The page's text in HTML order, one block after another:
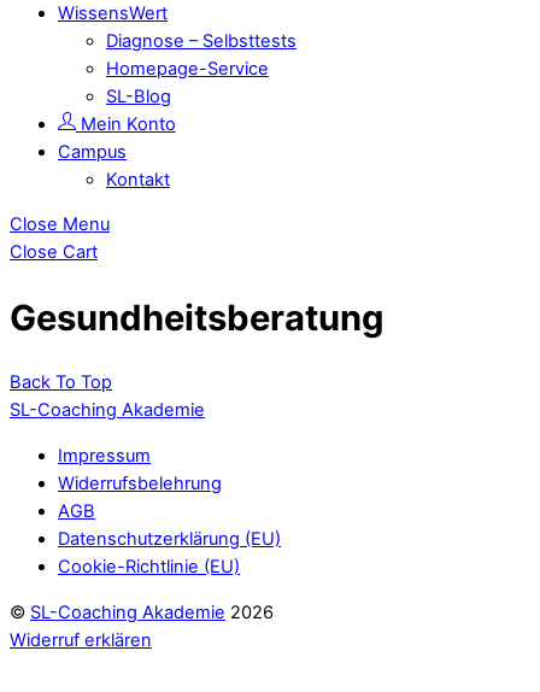
WissensWert
Diagnose – Selbsttests
Homepage-Service
SL-Blog
Mein Konto
Campus
Kontakt
Close Menu
Close Cart
Gesundheitsberatung
Back To Top
SL-Coaching Akademie
Impressum
Widerrufsbelehrung
AGB
Datenschutzerklärung (EU)
Cookie-Richtlinie (EU)
© SL-Coaching Akademie 2026
Widerruf erklären